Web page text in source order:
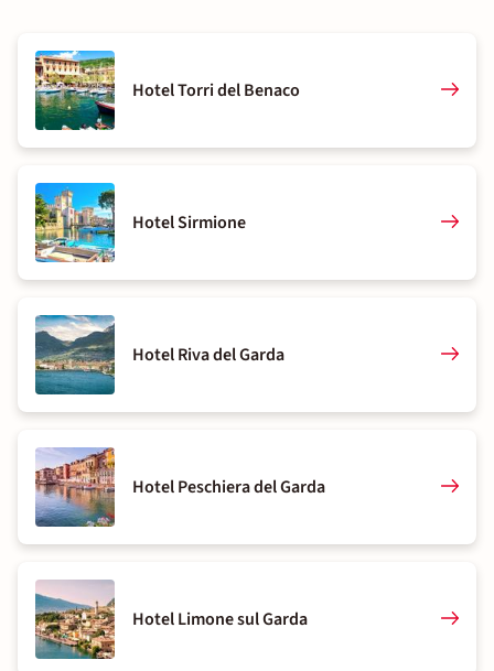
Hotel Torri del Benaco
Hotel Sirmione
Hotel Riva del Garda
Hotel Peschiera del Garda
Hotel Limone sul Garda